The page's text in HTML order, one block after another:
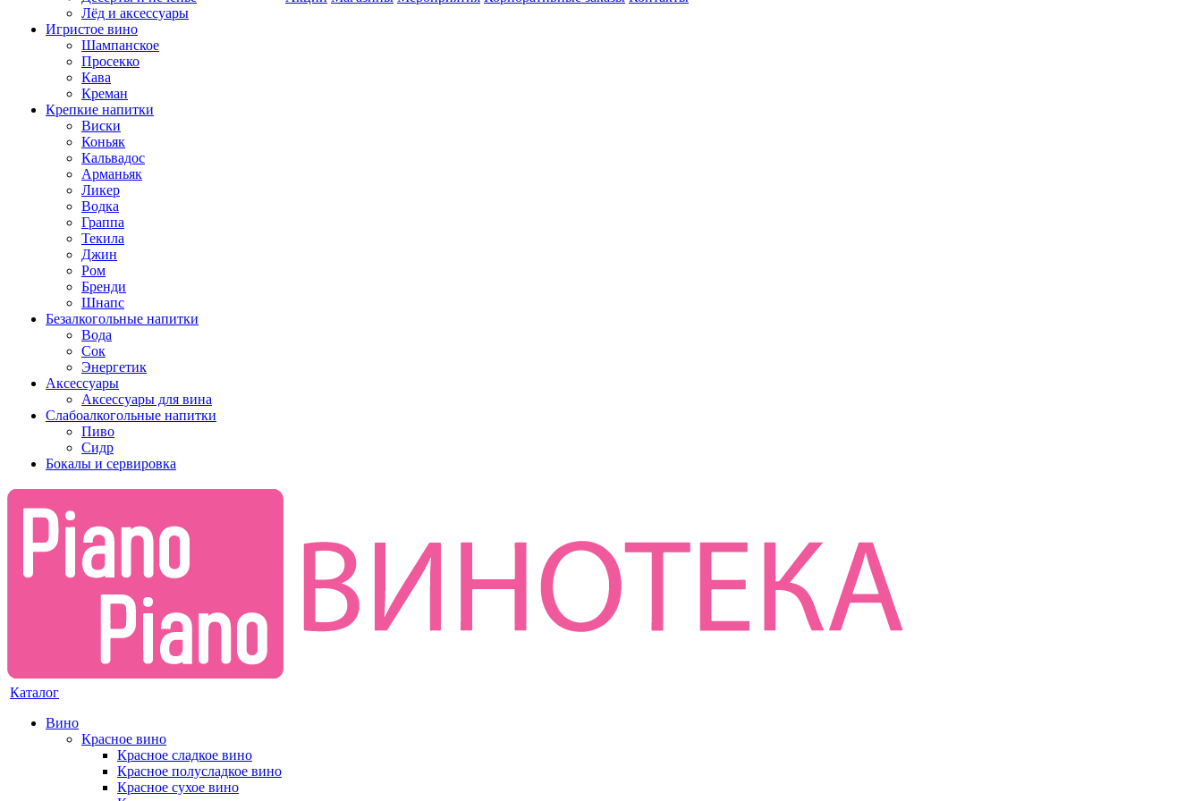
Лёд и аксессуары
Игристое вино
Шампанское
Просекко
Кава
Креман
Крепкие напитки
Виски
Коньяк
Кальвадос
Арманьяк
Ликер
Водка
Граппа
Текила
Джин
Ром
Бренди
Шнапс
Безалкогольные напитки
Вода
Сок
Энергетик
Аксессуары
Аксессуары для вина
Слабоалкогольные напитки
Пиво
Сидр
Бокалы и сервировка
Каталог
Вино
Красное вино
Красное сладкое вино
Красное полусладкое вино
Красное сухое вино